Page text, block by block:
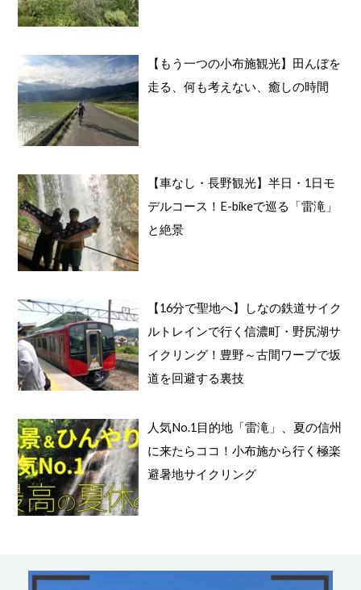
【もう一つの小布施観光】田んぼを
走る、何も考えない、癒しの時間
【車なし・長野観光】半日・1日モ
デルコース！E-bikeで巡る「雷滝」
と絶景
【16分で聖地へ】しなの鉄道サイク
ルトレインで行く信濃町・野尻湖サ
イクリング！豊野～古間ワープで坂
道を回避する裏技
人気No.1目的地「雷滝」、夏の信州
に来たらココ！小布施から行く極楽
避暑地サイクリング